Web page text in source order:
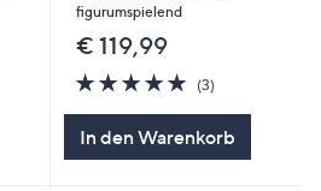
figurumspielend
€ 119,99
4.7
von
(3)
In den Warenkorb